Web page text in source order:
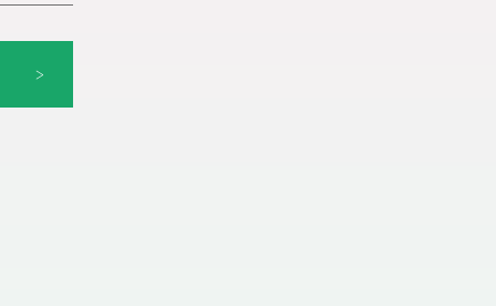
たら
>